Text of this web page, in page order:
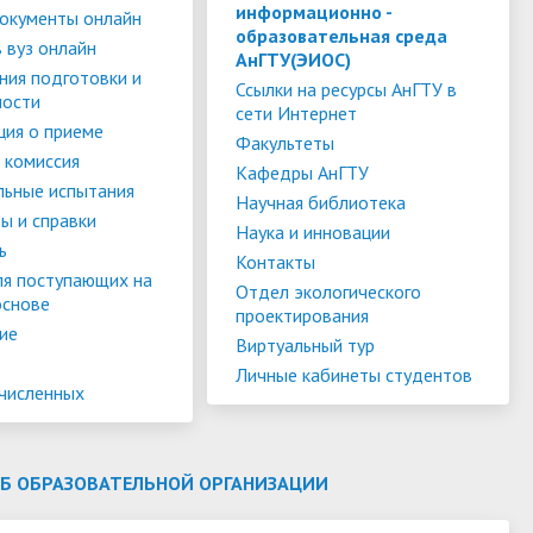
Финансово-хозяйственная
деятельность
Организация питания в
образовательной организации
Информация Министерства науки и
высшего образования РФ
Международное сотрудничество
Информационная поддержка
сотрудников и обучающихся по
вопросам коронавирусной
инфекции и организации
дистанционного обучения
платной основе
Для поступающих из ДНР, ЛНР,
Запорожской области и
Херсонской области
Дополнительный прием
онлайн
онлайн
подготовки и
о приеме
испытания
и справки
поступающих на
информационно -
образовательная среда
АнГТУ(ЭИОС)
Ссылки на ресурсы АнГТУ в
сети Интернет
Факультеты
Кафедры АнГТУ
Научная библиотека
Наука и инновации
Контакты
Отдел экологического
проектирования
Виртуальный тур
Личные кабинеты студентов
ОБРАЗОВАТЕЛЬНОЙ ОРГАНИЗАЦИИ